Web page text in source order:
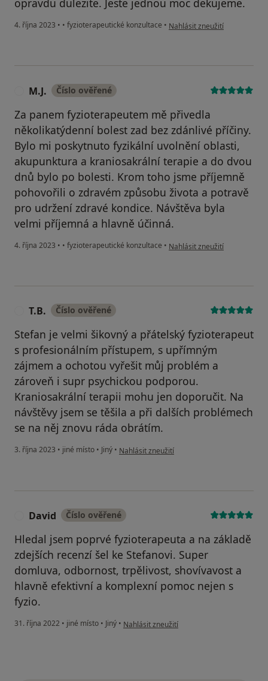
4. října 2023 • • fyzioterapeutické konzultace • podle názoru uživatele Aneta
Nahlásit zneužití
M.J. Číslo ověřené
Za panem fyzioterapeutem mě přivedla
několikatýdenní bolest zad bez zdánlivé příčiny.
Bylo mi poskytnuto fyzikální uvolnění oblasti,
akupunktura a kraniosakrální terapie a do dvou
dnů bylo po bolesti. Krom toho jsme příjemně
pohovořili o zdravém způsobu života a potravě
pro udržení zdravé kondice. Návštěva byla
velmi příjemná a hlavně účinná.
4. října 2023 • • fyzioterapeutické konzultace • podle názoru uživatele M.J.
Nahlásit zneužití
T.B. Číslo ověřené
Stefan je velmi šikovný a přátelský fyzioterapeut
s profesionálním přístupem, s upřímným
zájmem a ochotou vyřešit můj problém a
zároveň i supr psychickou podporou.
Kraniosakrální terapii mohu jen doporučit. Na
návštěvy jsem se těšila a při dalších problémech
se na něj znovu ráda obrátím.
3. října 2023 • jiné místo • Jiný • podle názoru uživatele T.B.
Nahlásit zneužití
David Číslo ověřené
Hledal jsem poprvé fyzioterapeuta a na základě
zdejších recenzí šel ke Stefanovi. Super
domluva, odbornost, trpělivost, shovívavost a
hlavně efektivní a komplexní pomoc nejen s
fyzio.
31. října 2022 • jiné místo • Jiný • podle názoru uživatele David
Nahlásit zneužití